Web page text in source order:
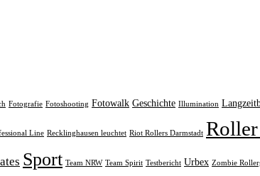
Fotografie Fotoshooting Fotowalk Geschichte Illumination
Line Recklinghausen leuchtet Riot Rollers Darmstadt
Sport Team NRW Team Spirit Testbericht Urbex Zombie